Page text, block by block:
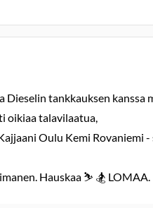
tankkauksen kanssa
oikiaa talavilaatua,
Oulu Kemi Rovaniemi
Hauskaa ⛷️ 🏂 LOMAA.